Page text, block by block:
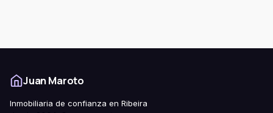
Juan Maroto
Inmobiliaria de confianza en Ribeira